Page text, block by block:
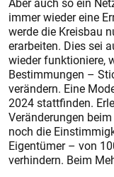
immer wieder eine
werde die Kreisbau
erarbeiten. Dies sei
wieder funktioniere,
Bestimmungen –
verändern. Eine
2024 stattfinden.
Veränderungen
noch die
Eigentümer – von
verhindern. Beim